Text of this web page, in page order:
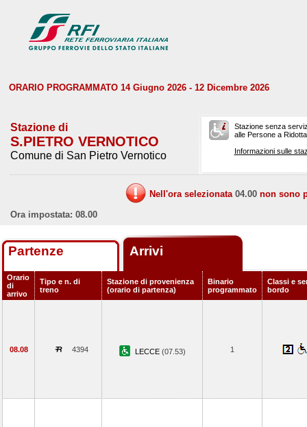
ORARIO PROGRAMMATO 14 Giugno 2026 - 12 Dicembre 2026
Stazione di
S.PIETRO VERNOTICO
Comune di San Pietro Vernotico
Stazione senza
alle Persone a
Informazioni sulle
Nell'ora selezionata 04.00 non sono
Ora impostata: 08.00
Partenze Arrivi
Orario
di
arrivo
Tipo e n. di
treno
Stazione di provenienza
(orario di partenza)
Binario
programmato
Classi e
bordo
08.08 4394 LECCE (07.53) 1